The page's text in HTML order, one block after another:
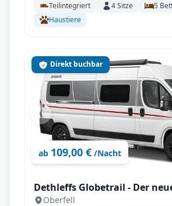
Teilintegriert 4Sitze 5
Haustiere
ab 109,00 € /Nacht
Direkt buchbar
Dethleffs Globetrail - Der
Van von Dethleffs - 90 Jahre
Oberfell